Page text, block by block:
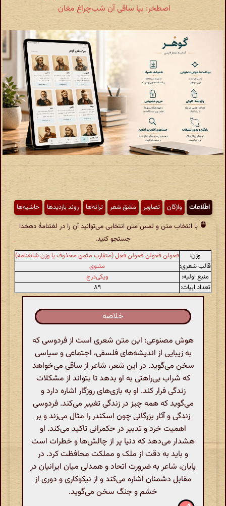
اصطخر: بیا ساقی آن شب‌چراغ مغان
اطّلاعات واژگان تصاویر مشق شعر ترانه‌ها روند بازدیدها حاشیه‌ها
با انتخاب متن و لمس متن انتخابی می‌توانید آن را در لغتنامهٔ دهخدا
جستجو کنید.
وزن:
فعولن فعولن فعولن فعل (متقارب مثمن محذوف یا وزن شاهنامه)
قالب شعری:
مثنوی
منبع اولیه:
ویکی‌درج
تعداد ابیات:
۸۹
خلاصه
هوش مصنوعی: این متن شعری است از فردوسی که
به زیبایی از اندیشه‌های فلسفی، اجتماعی و سیاسی
سخن می‌گوید. در این شعر، شاعر از ساقی می‌خواهد
که شراب بی‌راهتی به او بدهد تا بتواند از مشکلات
زندگی فرار کند. او به بازی‌های روزگار اشاره دارد و
می‌گوید که همه چیز در زندگی تغییر می‌کند. فردوسی
زندگی و آثار بزرگانی چون اسکندر را مثال می‌زند و بر
اهمیت خرد و تدبیر در حکمرانی تاکید می‌کند. او
هشدار می‌دهد که دنیا پر از چالش‌ها و خطرات است
و باید به دقت از ملک و مملکت محافظت کرد. در
پایان، شاعر به ضرورت اتحاد و همدلی میان ایرانیان در
مقابل دشمنان اشاره می‌کند و از نیکوکاری و دوری از
خشم و جنگ سخن می‌گوید.